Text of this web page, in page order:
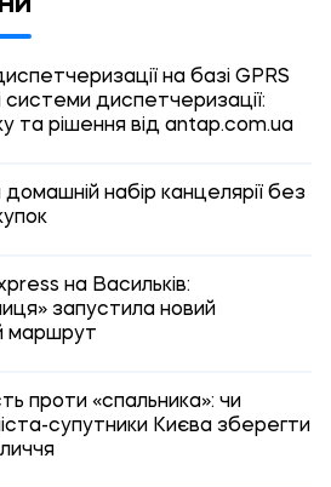
на базі GPRS
системи диспетчеризації:
та рішення від antap.com.ua
домашній набір канцелярії без
на Васильків:
запустила новий
маршрут
проти «спальника»: чи
супутники Києва зберегти